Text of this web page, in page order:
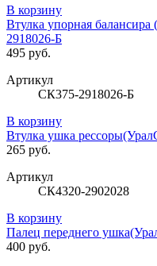
В корзину
Втулка упорная
2918026-Б
495 руб.
Артикул
СК375-2918026-Б
В корзину
Втулка ушка
265 руб.
Артикул
СК4320-2902028
В корзину
Палец переднего
400 руб.